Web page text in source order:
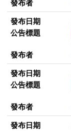
發布者
發布日期
公告標題
發布者
發布日期
公告標題
發布者
發布日期